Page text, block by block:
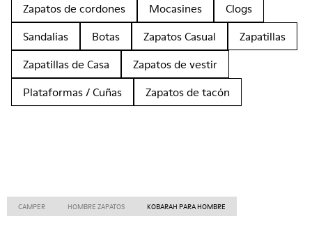
Zapatos de cordones
Mocasines
Clogs
Sandalias
Botas Zapatos Casual
Zapatillas
Zapatillas de Casa
Zapatos de vestir
Plataformas / Cuñas
Zapatos de tacón
CAMPER HOMBRE ZAPATOS KOBARAH PARA HOMBRE